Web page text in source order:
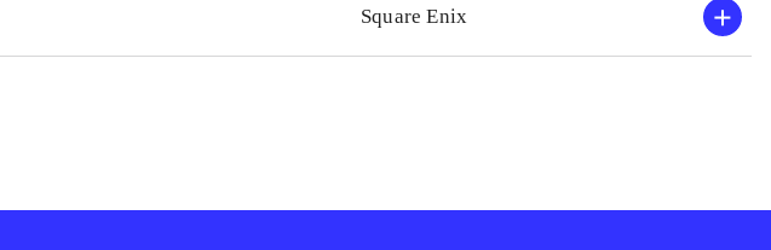
genudgivet flere af de ældre
Square Enix